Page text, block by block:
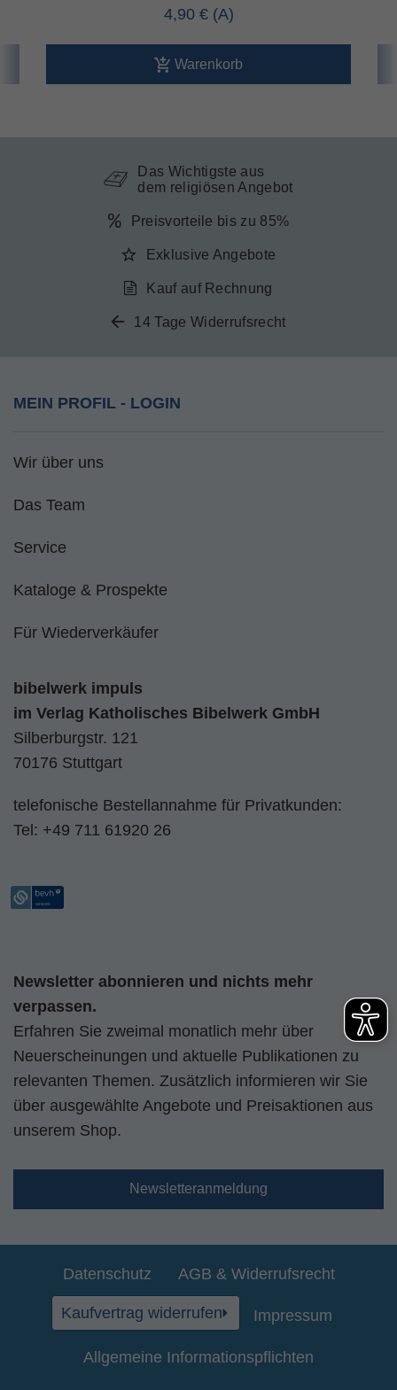
4,90 €
Warenkorb
Das Wichtigste aus
dem religiösen Angebot
Preisvorteile bis zu 85%
Exklusive Angebote
Kauf auf Rechnung
14 Tage Widerrufsrecht
MEIN PROFIL - LOGIN
Wir über uns
Das Team
Service
Kataloge & Prospekte
Für Wiederverkäufer
bibelwerk impuls
im Verlag Katholisches Bibelwerk GmbH
Silberburgstr. 121
70176 Stuttgart
telefonische Bestellannahme für Privatkunden:
Tel: +49 711 61920 26
Newsletter abonnieren und nichts mehr
verpassen.
Erfahren Sie zweimal monatlich mehr über
Neuerscheinungen und aktuelle Publikationen zu
relevanten Themen. Zusätzlich informieren wir Sie
über ausgewählte Angebote und Preisaktionen aus
unserem Shop.
Newsletteranmeldung
Datenschutz AGB & Widerrufsrecht
Kaufvertrag widerrufen Impressum
Allgemeine Informationspflichten